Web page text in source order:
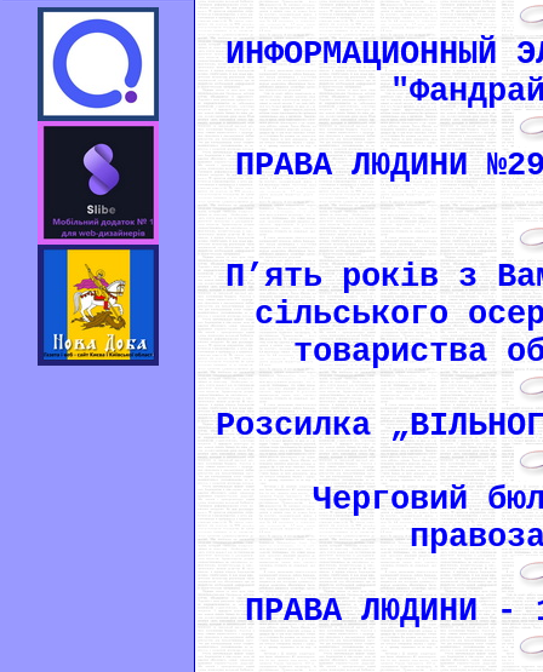
ИНФОРМАЦИОННЫЙ
ПРАВА ЛЮДИНИ
П’ять років з
сільського
товариства
Розсилка
Черговий
ПРАВА ЛЮДИНИ -